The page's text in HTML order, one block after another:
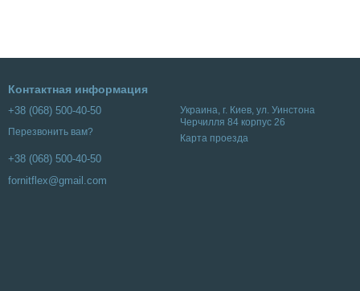
Контактная информация
+38 (068) 500-40-50
Перезвонить вам?
+38 (068) 500-40-50
fornitflex@gmail.com
Украина, г. Киев, ул. Уинстона
Черчилля 84 корпус 26
Карта проезда